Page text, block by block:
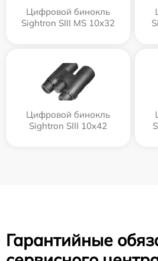
Цифровой бинокль
Sightron SIII MS 10x32
Цифровой бинокль
Sightron SIII 10x42
Гарантийные